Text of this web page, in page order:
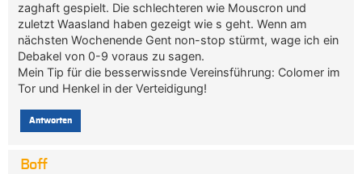
zaghaft gespielt. Die schlechteren wie Mouscron und
zuletzt Waasland haben gezeigt wie s geht. Wenn am
nächsten Wochenende Gent non-stop stürmt, wage ich ein
Debakel von 0-9 voraus zu sagen.
Mein Tip für die besserwissnde Vereinsführung: Colomer im
Tor und Henkel in der Verteidigung!
Antworten
Boff